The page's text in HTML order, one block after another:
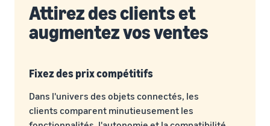
Attirez des clients et
augmentez vos ventes
Fixez des prix compétitifs
Dans l'univers des objets connectés, les
clients comparent minutieusement les